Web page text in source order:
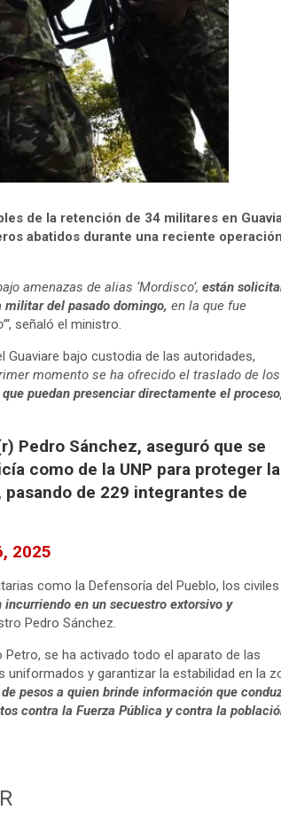
de la retención de 34 militares en
abatidos durante una reciente operación
amenazas de alias ‘Mordisco’, están
militar del pasado domingo, en la que fue
, señaló el ministro.
bajo custodia de las autoridades,
momento se ha ofrecido el traslado de los
puedan presenciar directamente el
Pedro Sánchez, aseguró que se
como de la UNP para proteger la
de 229 integrantes de
2025
como la Defensoría del Pueblo, los civiles
incurriendo en un secuestro extorsivo y
Pedro Sánchez.
se ha activado todo el aparato de las
uniformados y garantizar la estabilidad en la
pesos a quien brinde información que
contra la Fuerza Pública y contra la